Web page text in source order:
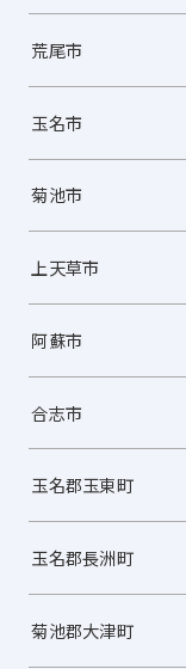
荒尾市
玉名市
菊池市
上天草市
阿蘇市
合志市
玉名郡玉東町
玉名郡長洲町
菊池郡大津町